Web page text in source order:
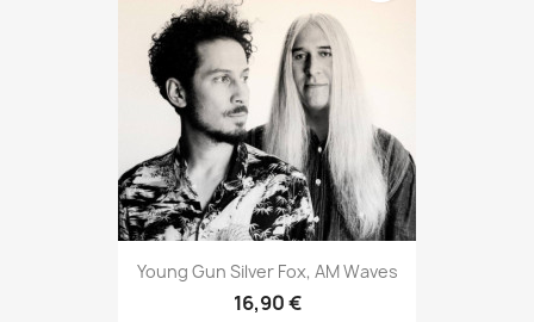
Young Gun Silver Fox, AM Waves
16,90 €